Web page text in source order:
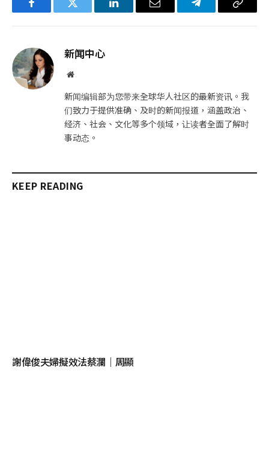
FacebookTwitter LinkedIn电
Telegram复
新闻中心
网
新闻编辑部为您带来全球华人社区的最新资讯。我
们致力于提供准确、及时的新闻报道，涵盖政治、
经济、社会、文化等多个领域，让读者全面了解时
事动态。
KEEP READING
謝偉俊夫婦擬效法蔡瀾｜周顯